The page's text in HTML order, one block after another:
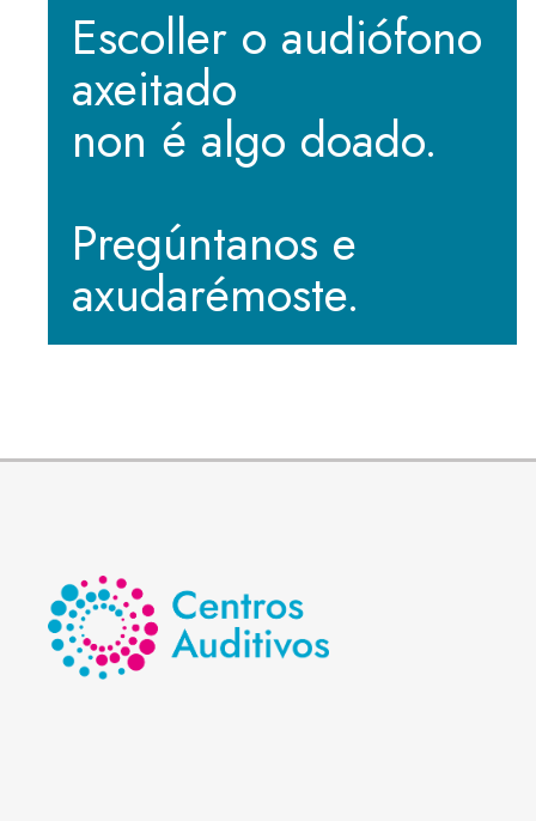
Escoller o audiófono
axeitado
non é algo doado.
Pregúntanos e
axudarémoste.